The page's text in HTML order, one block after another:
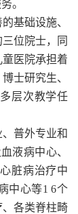
。
基础设施、
位院士，同
医院承担着
士研究生、
层次教学任
普外专业和
液病中心、
脏病治疗中
中心等1 6个
各类脊柱畸